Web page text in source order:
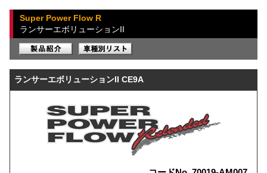
Super Power Flow R
ランサーエボリューションII
ランサーエボリューションII CE9A